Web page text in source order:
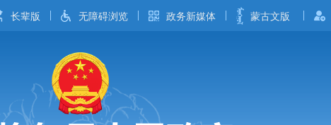
长辈版 无障碍浏览 政务新媒体 蒙古文版